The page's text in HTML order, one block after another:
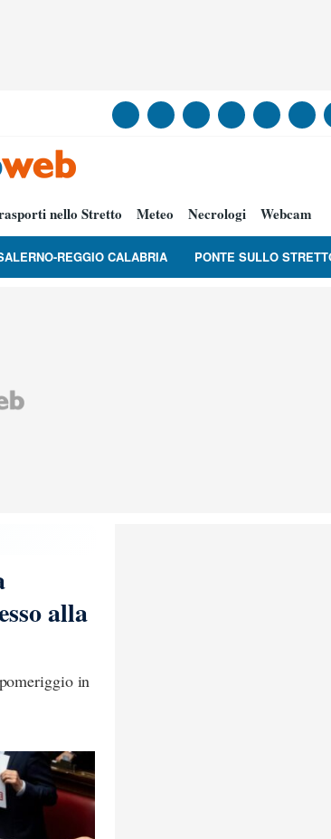
nello Stretto Meteo Necrologi Webcam
REGGIO CALABRIA PONTE SULLO
alla
in